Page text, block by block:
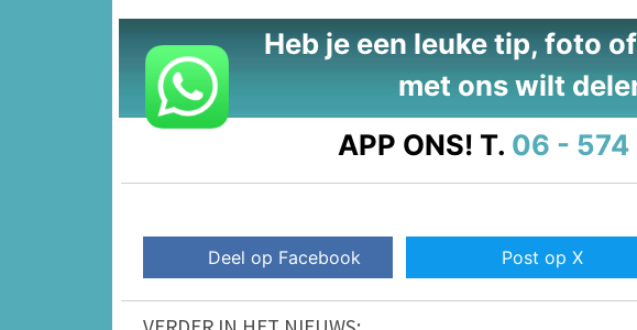
Heb je een leuke tip, foto
met ons wilt
APP ONS! T. 06 - 574
Deel op Facebook Post op X